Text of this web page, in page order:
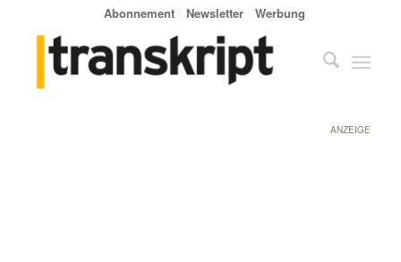
Abonnement Newsletter Werbung
ANZEIGE